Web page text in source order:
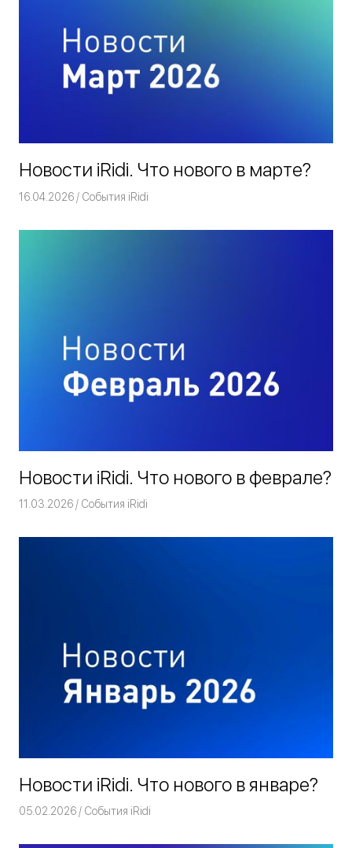
Новости iRidi. Что нового в марте?
16.04.2026 Команда iRidium mobile
События iRidi
Новости iRidi. Что нового в феврале?
11.03.2026 Команда iRidium mobile
События iRidi
Новости iRidi. Что нового в январе?
05.02.2026 Команда iRidium mobile
События iRidi